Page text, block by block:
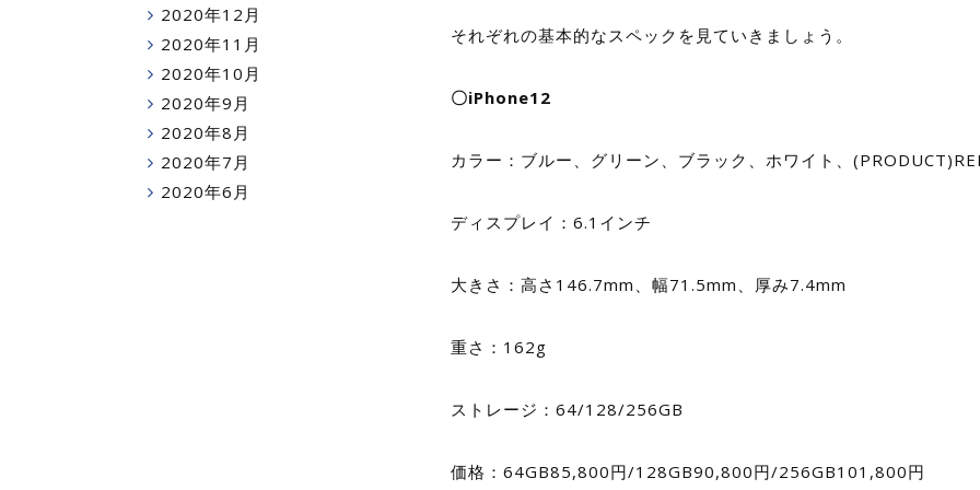
それぞれの基本的なスペックを見ていきましょう。
〇iPhone12
カラー：ブルー、グリーン、ブラック、ホワイト、
ディスプレイ：6.1インチ
大きさ：高さ146.7mm、幅71.5mm、厚み7.4mm
重さ：162g
ストレージ：64/128/256GB
価格：64GB85,800円/128GB90,800円/256GB101,800円
2020年12月
2020年11月
2020年10月
2020年9月
2020年8月
2020年7月
2020年6月